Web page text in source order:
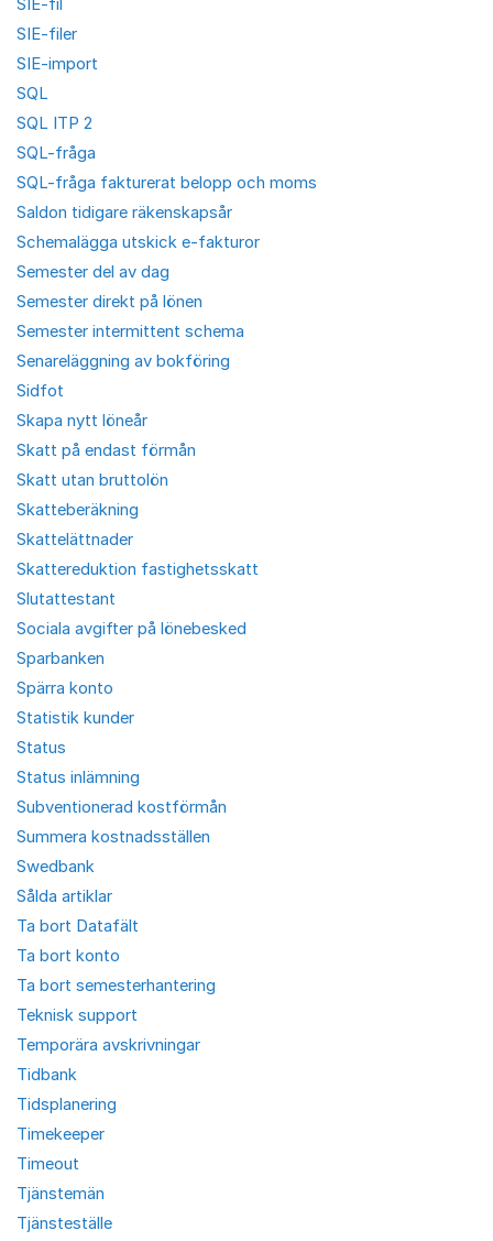
SIE-fil
SIE-filer
SIE-import
SQL
SQL ITP 2
SQL-fråga
SQL-fråga fakturerat belopp och moms
Saldon tidigare räkenskapsår
Schemalägga utskick e-fakturor
Semester del av dag
Semester direkt på lönen
Semester intermittent schema
Senareläggning av bokföring
Sidfot
Skapa nytt löneår
Skatt på endast förmån
Skatt utan bruttolön
Skatteberäkning
Skattelättnader
Skattereduktion fastighetsskatt
Slutattestant
Sociala avgifter på lönebesked
Sparbanken
Spärra konto
Statistik kunder
Status
Status inlämning
Subventionerad kostförmån
Summera kostnadsställen
Swedbank
Sålda artiklar
Ta bort Datafält
Ta bort konto
Ta bort semesterhantering
Teknisk support
Temporära avskrivningar
Tidbank
Tidsplanering
Timekeeper
Timeout
Tjänstemän
Tjänsteställe